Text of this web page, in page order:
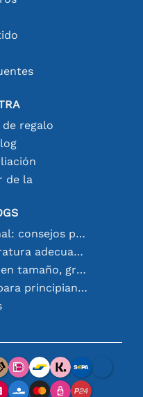
regalo
de la
Soldar como un profesional: consejos para conexiones electrónicas perfectas
Elegir el sensor de temperatura adecuado [youtube]
Baterías 18650: pequeñas en tamaño, grandes en rendimiento
Protocolo RS232: la guía para principiantes